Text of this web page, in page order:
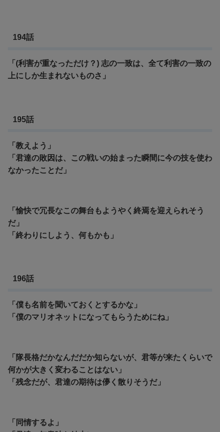
194話
「(利害が重なっただけ？) 志の一致は、全て利害の一致の
上にしか生まれないものさ」
195話
「教えよう」
「君達の敗因は、この戦いの始まった瞬間に今の技を使わ
なかったことだ」
「愉快で冗長なこの舞台もようやく終焉を迎えられそう
だ」
「終わりにしよう、何もかも」
196話
「僕も名前を聞いておくとするかな」
「僕のマリオネットになってもらうためにね」
「隊長格だかなんだだか知らないが、君等が来たくらいで
何かが大きく変わることはない」
「残念だが、君達の期待は儚く散りそうだ」
「同情するよ」